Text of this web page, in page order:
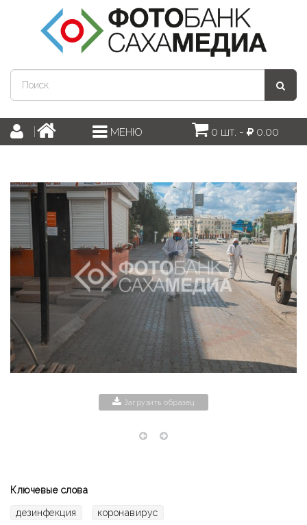
МЕНЮ 0 шт. - 0.00
Загрузить образец
Ключевые слова
дезинфекция коронавирус